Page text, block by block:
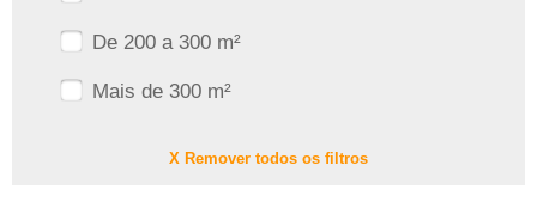
De 200 a 300 m²
Mais de 300 m²
X Remover todos os filtros